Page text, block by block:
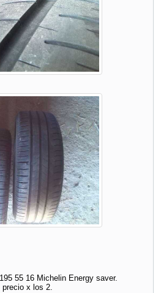
55 16 Michelin Energy saver.
precio x los 2.